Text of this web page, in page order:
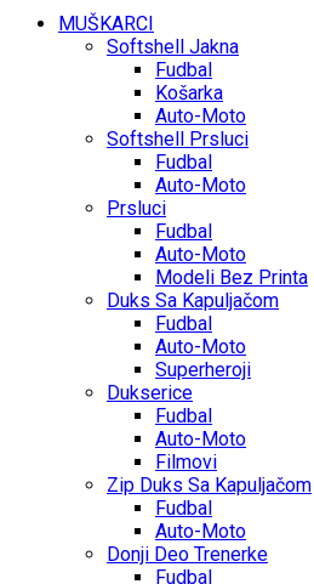
MUŠKARCI
Softshell Jakna
Fudbal
Košarka
Auto-Moto
Softshell Prsluci
Fudbal
Auto-Moto
Prsluci
Fudbal
Auto-Moto
Modeli Bez Printa
Duks Sa Kapuljačom
Fudbal
Auto-Moto
Superheroji
Dukserice
Fudbal
Auto-Moto
Filmovi
Zip Duks Sa Kapuljačom
Fudbal
Auto-Moto
Donji Deo Trenerke
Fudbal